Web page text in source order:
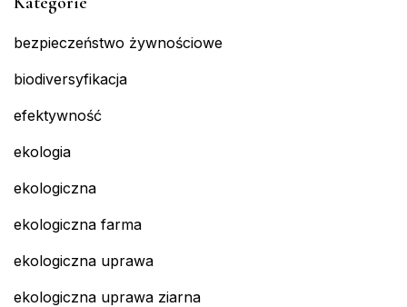
bezpieczeństwo żywnościowe
biodiversyfikacja
efektywność
ekologia
ekologiczna
ekologiczna farma
ekologiczna uprawa
ekologiczna uprawa ziarna